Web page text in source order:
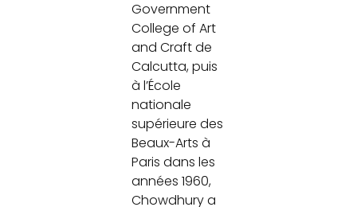
Government
College of Art
and Craft de
Calcutta, puis
à l’École
nationale
supérieure des
Beaux-Arts à
Paris dans les
années 1960,
Chowdhury a